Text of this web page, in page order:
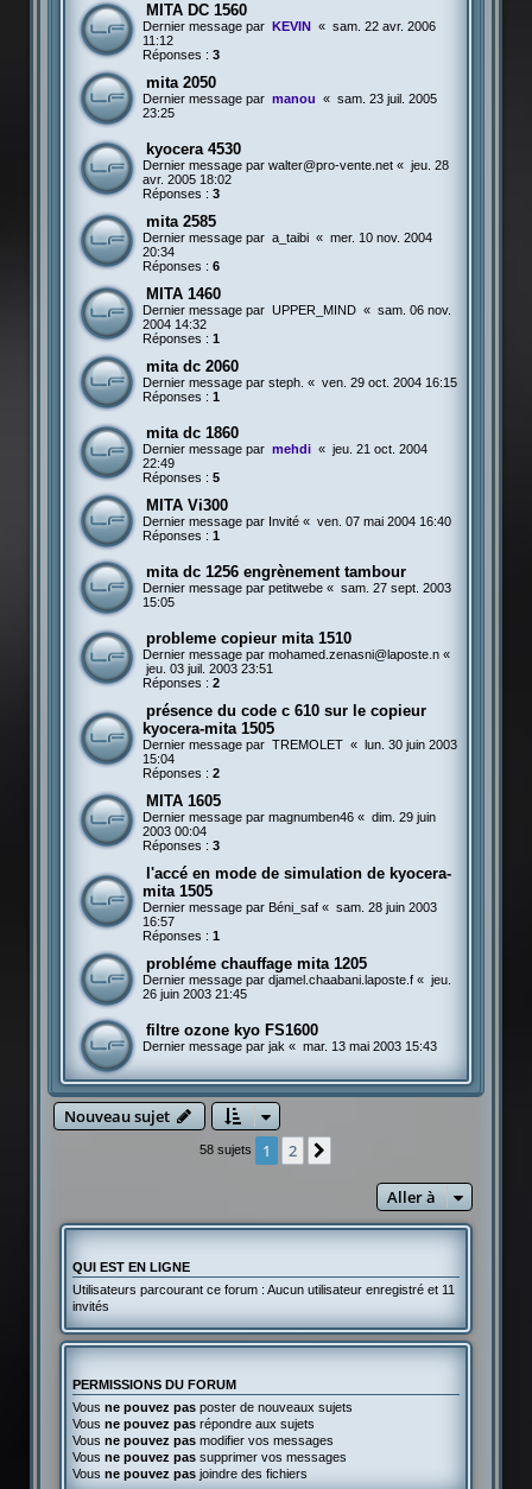
MITA DC 1560
Dernier message par KEVIN « sam. 22 avr. 2006
11:12
Réponses : 3
mita 2050
Dernier message par manou « sam. 23 juil. 2005
23:25
kyocera 4530
Dernier message par walter@pro-vente.net« jeu. 28
avr. 2005 18:02
Réponses : 3
mita 2585
Dernier message par a_taibi « mer. 10 nov. 2004
20:34
Réponses : 6
MITA 1460
Dernier message par UPPER_MIND « sam. 06 nov.
2004 14:32
Réponses : 1
mita dc 2060
Dernier message par steph. « ven. 29 oct. 2004 16:15
Réponses : 1
mita dc 1860
Dernier message par mehdi « jeu. 21 oct. 2004
22:49
Réponses : 5
MITA Vi300
Dernier message par Invité« ven. 07 mai 2004 16:40
Réponses : 1
mita dc 1256 engrènement tambour
Dernier message par petitwebe« sam. 27 sept. 2003
15:05
probleme copieur mita 1510
Dernier message par mohamed.zenasni@laposte.n«
jeu. 03 juil. 2003 23:51
Réponses : 2
présence du code c 610 sur le copieur
kyocera-mita 1505
Dernier message par TREMOLET «
lun. 30 juin 2003
15:04
Réponses : 2
MITA 1605
Dernier message par magnumben46« dim. 29 juin
2003 00:04
Réponses : 3
l'accé en mode de simulation de kyocera-
mita 1505
Dernier message par Béni_saf« sam. 28 juin 2003
16:57
Réponses : 1
probléme chauffage mita 1205
Dernier message par djamel.chaabani.laposte.f« jeu.
26 juin 2003 21:45
filtre ozone kyo FS1600
Dernier message par jak« mar. 13 mai 2003 15:43
Nouveau sujet
58 sujets 1 2
Aller à
QUI EST EN LIGNE
Utilisateurs parcourant ce forum : Aucun utilisateur enregistré et 11
invités
PERMISSIONS DU FORUM
Vous ne pouvez pasposter de nouveaux sujets
Vous ne pouvez pasrépondre aux sujets
Vous ne pouvez pasmodifier vos messages
Vous ne pouvez passupprimer vos messages
Vous ne pouvez pasjoindre des fichiers